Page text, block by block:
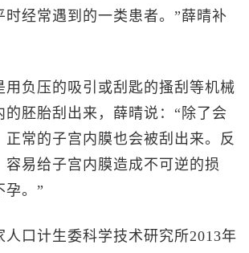
时经常遇到的一类患者。”薛晴补
负压的吸引或刮匙的搔刮等机械
的胚胎刮出来，薛晴说：“除了会
正常的子宫内膜也会被刮出来。反
容易给子宫内膜造成不可逆的损
孕。”
口计生委科学技术研究所2013年